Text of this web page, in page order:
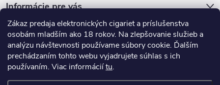
Zákaz predaja elektronických cigariet a príslušenstva
osobám mladším ako 18 rokov. Na zlepšovanie služieb a
analýzu návštevnosti používame súbory cookie. Ďalším
prechádzaním tohto webu vyjadrujete súhlas s ich
používaním. Viac informáciítu.
Informácie pre vás
Nákupný košík
0 KS /€0